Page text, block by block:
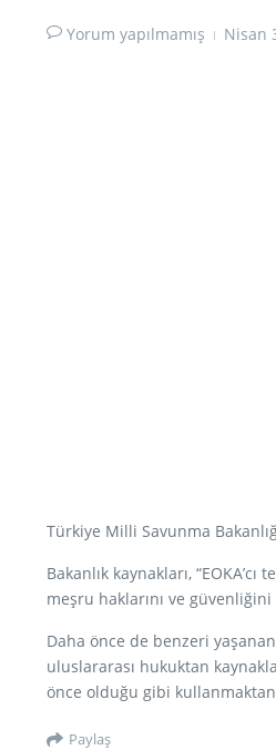
Yorum yapılmamış Nisan
Türkiye Milli Savunma
Bakanlık kaynakları,
meşru haklarını ve güvenliğini
Daha önce de benzeri
uluslararası hukuktan
önce olduğu gibi
Paylaş